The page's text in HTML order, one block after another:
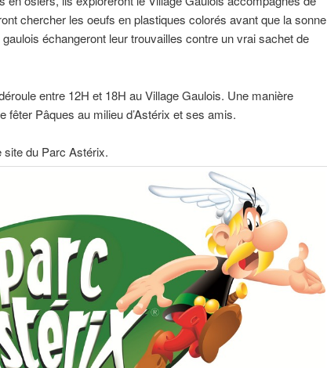
chercher les oeufs en plastiques colorés avant que la sonne
échangeront leur trouvailles contre un vrai sachet de
entre 12H et 18H au Village Gaulois. Une manière
fêter Pâques au milieu d’Astérix et ses amis.
site du Parc Astérix.